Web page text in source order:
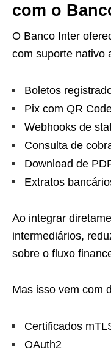
com o
O Banco Inter
com suporte nativo
Boletos
Pix com QR
Webhooks de
Consulta de
Download de
Extratos
Ao integrar
intermediários,
sobre o fluxo
Mas isso vem com
Certificados
OAuth2